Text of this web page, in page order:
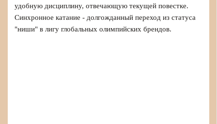
удобную дисциплину, отвечающую текущей повестке.
Синхронное катание - долгожданный переход из статуса
"ниши" в лигу глобальных олимпийских брендов.